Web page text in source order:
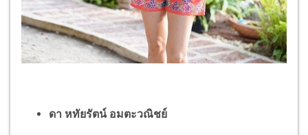
ดา หทัยรัตน์ อมตะวณิชย์